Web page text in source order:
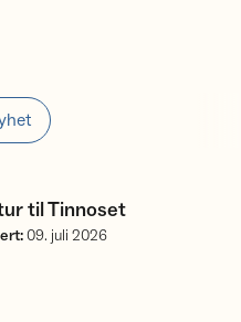
:09. juli 2026
til Tinnoset